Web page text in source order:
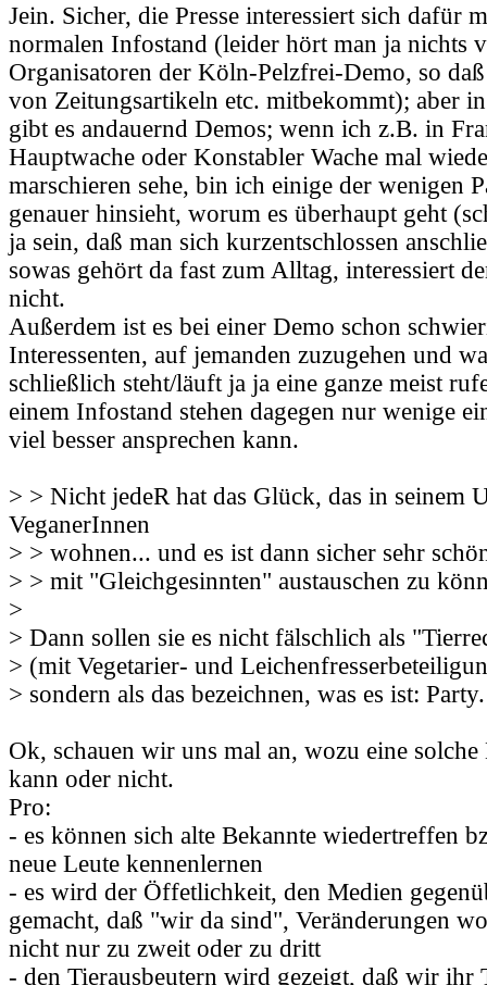
Jein. Sicher, die Presse interessiert sich dafür
normalen Infostand (leider hört man ja nichts
Organisatoren der Köln-Pelzfrei-Demo, so
von Zeitungsartikeln etc. mitbekommt); aber
gibt es andauernd Demos; wenn ich z.B. in
Hauptwache oder Konstabler Wache mal
marschieren sehe, bin ich einige der wenigen
genauer hinsieht, worum es überhaupt geht
ja sein, daß man sich kurzentschlossen
sowas gehört da fast zum Alltag, interessiert
nicht.
Außerdem ist es bei einer Demo schon
Interessenten, auf jemanden zuzugehen und
schließlich steht/läuft ja ja eine ganze meist
einem Infostand stehen dagegen nur wenige
viel besser ansprechen kann.
> > Nicht jedeR hat das Glück, das in seinem
VeganerInnen
> > wohnen... und es ist dann sicher sehr
> > mit "Gleichgesinnten" austauschen zu
>
> Dann sollen sie es nicht fälschlich als
> (mit Vegetarier- und
> sondern als das bezeichnen, was es ist: Party.
Ok, schauen wir uns mal an, wozu eine
kann oder nicht.
Pro:
- es können sich alte Bekannte wiedertreffen
neue Leute kennenlernen
- es wird der Öffetlichkeit, den Medien
gemacht, daß "wir da sind", Veränderungen
nicht nur zu zweit oder zu dritt
- den Tierausbeutern wird gezeigt, daß wir ihr